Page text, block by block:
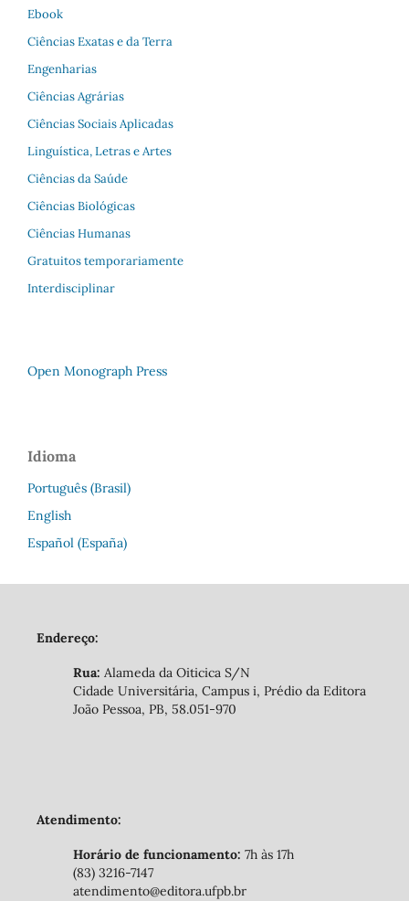
Ebook
Ciências Exatas e da Terra
Engenharias
Ciências Agrárias
Ciências Sociais Aplicadas
Linguística, Letras e Artes
Ciências da Saúde
Ciências Biológicas
Ciências Humanas
Gratuitos temporariamente
Interdisciplinar
Open Monograph Press
Idioma
Português (Brasil)
English
Español (España)
Endereço:
Rua: Alameda da Oiticica S/N
Cidade Universitária, Campus i, Prédio da Editora
João Pessoa, PB, 58.051-970
Atendimento:
Horário de funcionamento: 7h às 17h
(83) 3216-7147
atendimento@editora.ufpb.br